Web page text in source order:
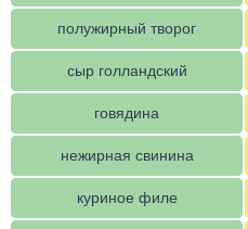
полужирный творог
сыр голландский
говядина
нежирная свинина
куриное филе